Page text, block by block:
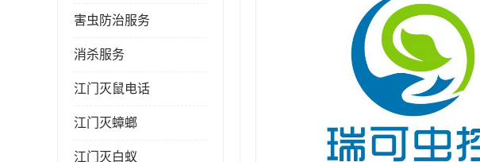
害虫防治服务
消杀服务
江门灭鼠电话
江门灭蟑螂
江门灭白蚁